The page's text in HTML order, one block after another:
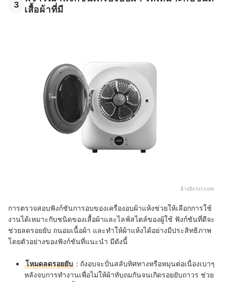
3 เสื้อผ้าที่มี
อ้างอิง:tcl.com
การตรวจสอบฟังก์ชันการอบของเครื่องอบผ้าแห้งช่วยให้เลือกการใช้
งานได้เหมาะกับชนิดของเสื้อผ้าและไลฟ์สไตล์ของผู้ใช้ ฟังก์ชันที่ดีจะ
ช่วยลดรอยยับ ถนอมเนื้อผ้า และทำให้ผ้าแห้งได้อย่างมีประสิทธิภาพ
โดยตัวอย่างของฟังก์ชันที่แนะนำ มีดังนี้
โหมดลดรอยยับ : ถังอบจะปั่นสลับทิศทางหรือหมุนต่อเนื่องเบาๆ
หลังจบการทำงานเพื่อไม่ให้ผ้าทับถมกันจนเกิดรอยยับถาวร ช่วย